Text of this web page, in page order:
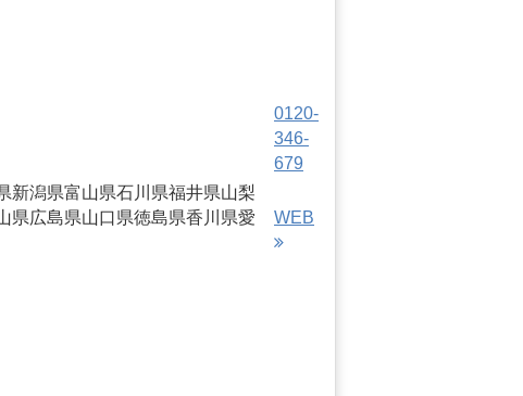
0120-
346-
679
新潟県富山県石川県福井県山梨
県広島県山口県徳島県香川県愛
WEB